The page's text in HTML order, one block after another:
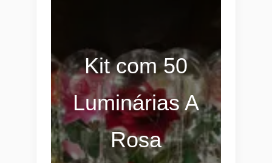
Kit com 50
Luminárias A
Rosa